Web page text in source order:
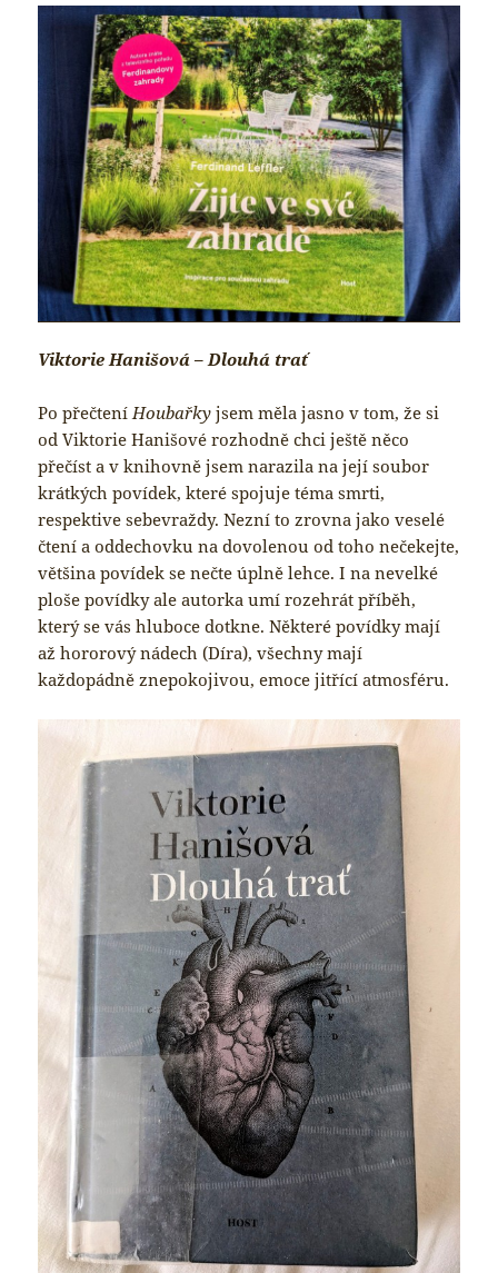
Viktorie Hanišová – Dlouhá trať
Po přečteníHoubařky jsem měla jasno v tom, že si
od Viktorie Hanišové rozhodně chci ještě něco
přečíst a v knihovně jsem narazila na její soubor
krátkých povídek, které spojuje téma smrti,
respektive sebevraždy. Nezní to zrovna jako veselé
čtení a oddechovku na dovolenou od toho nečekejte,
většina povídek se nečte úplně lehce. I na nevelké
ploše povídky ale autorka umí rozehrát příběh,
který se vás hluboce dotkne. Některé povídky mají
až hororový nádech (Díra), všechny mají
každopádně znepokojivou, emoce jitřící atmosféru.